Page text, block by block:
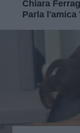
Chiara
Parla l'amica